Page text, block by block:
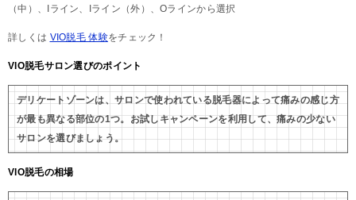
（中）、Iライン、Iライン（外）、Oラインから選択
詳しくは VIO脱毛 体験をチェック！
VIO脱毛サロン選びのポイント
デリケートゾーンは、サロンで使われている脱毛器によって痛みの感じ方
が最も異なる部位の1つ。お試しキャンペーンを利用して、痛みの少ない
サロンを選びましょう。
VIO脱毛の相場